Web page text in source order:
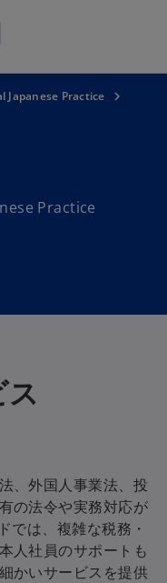
Japanese Practice
Practice
、外国人事業法、投
の法令や実務対応が
では、複雑な税務・
人社員のサポートも
かいサービスを提供